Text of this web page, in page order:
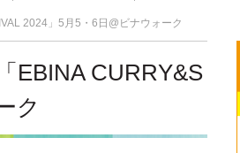
2024」5月5・6日@ビナウォーク
EBINA CURRY&S
ク